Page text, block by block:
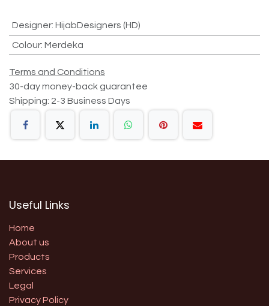
Designer: HijabDesigners (HD)
Colour: Merdeka
Terms and Conditions
30-day money-back guarantee
Shipping: 2-3 Business Days
Useful Links
Home
About us
Products
Services
Legal
Privacy Policy